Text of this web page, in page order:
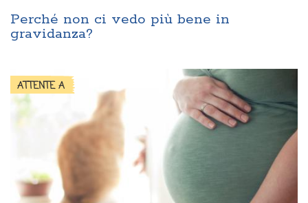
Perché non ci vedo più bene in
gravidanza?
ATTENTE A